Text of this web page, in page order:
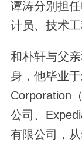
谭涛分别担
计员、技术工
和朴轩与父
身，他毕业
Corporation
公司、
有限公司，